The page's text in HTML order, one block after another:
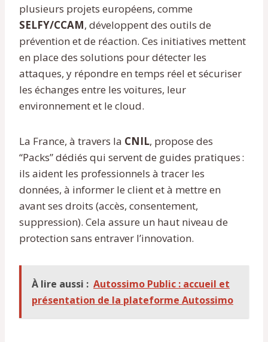
plusieurs projets européens, comme
SELFY/CCAM, développent des outils de
prévention et de réaction. Ces initiatives mettent
en place des solutions pour détecter les
attaques, y répondre en temps réel et sécuriser
les échanges entre les voitures, leur
environnement et le cloud.
La France, à travers la CNIL, propose des
“Packs” dédiés qui servent de guides pratiques :
ils aident les professionnels à tracer les
données, à informer le client et à mettre en
avant ses droits (accès, consentement,
suppression). Cela assure un haut niveau de
protection sans entraver l’innovation.
À lire aussi : Autossimo Public : accueil et
présentation de la plateforme Autossimo